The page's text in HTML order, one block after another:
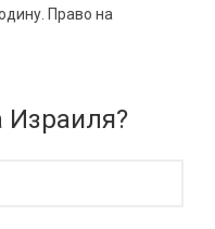
Право на
Израиля?